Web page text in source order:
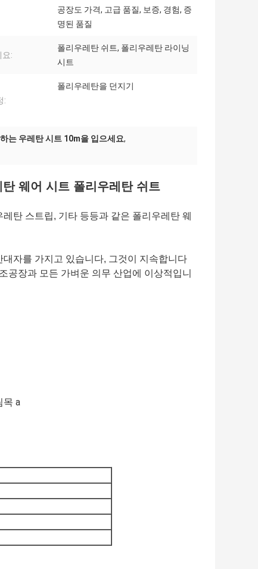
공장도 가격, 고급 품질, 보증, 경험, 증
명된 품질
요:
폴리우레탄 쉬트, 폴리우레탄 라이닝
시트
:
폴리우레탄을 던지기
는 우레탄 시트 10m을 입으세요,
웨어 시트 폴리우레탄 쉬트
탄 스트립, 기타 등등과 같은 폴리우레탄 웨
자를 가지고 있습니다, 그것이 지속합니다
공장과 모든 가벼운 의무 산업에 이상적입니
목 a